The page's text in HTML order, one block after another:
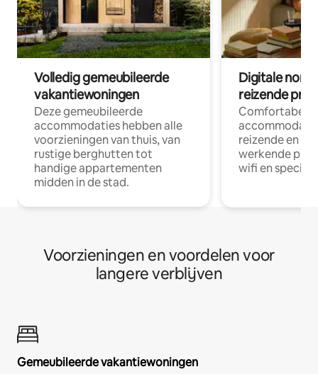
Volledig gemeubileerde
vakantiewoningen
Deze gemeubileerde
accommodaties hebben alle
voorzieningen van thuis, van
rustige berghutten tot
handige appartementen
midden in de stad.
Digitale
reizende
Comfortabele
reizende en
werkende
wifi en
Voorzieningen en voordelen voor
langere verblijven
Gemeubileerde vakantiewoningen